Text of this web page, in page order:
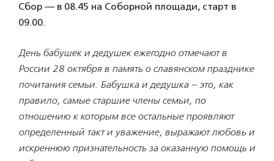
Сбор — в 08.45 на Cоборной площади, старт в
09.00.
День бабушек и дедушек ежегодно отмечают в
России 28 октября в память о славянском празднике
почитания семьи. Бабушка и дедушка – это, как
правило, самые старшие члены семьи, по
отношению к которым все остальные проявляют
определенный такт и уважение, выражают любовь и
искреннюю признательность за оказанную помощь и